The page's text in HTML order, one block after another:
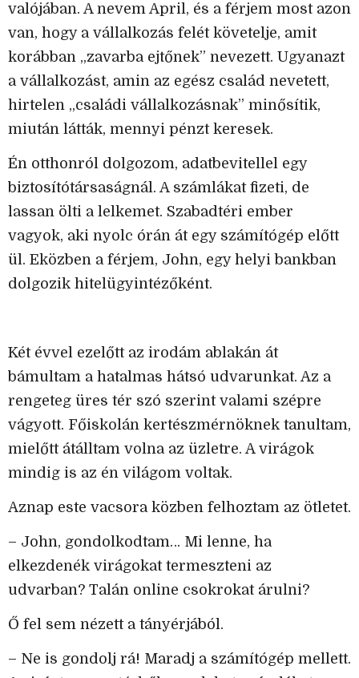
valójában. A nevem April, és a férjem most azon
van, hogy a vállalkozás felét követelje, amit
korábban „zavarba ejtőnek” nevezett. Ugyanazt
a vállalkozást, amin az egész család nevetett,
hirtelen „családi vállalkozásnak” minősítik,
miután látták, mennyi pénzt keresek.
Én otthonról dolgozom, adatbevitellel egy
biztosítótársaságnál. A számlákat fizeti, de
lassan ölti a lelkemet. Szabadtéri ember
vagyok, aki nyolc órán át egy számítógép előtt
ül. Eközben a férjem, John, egy helyi bankban
dolgozik hitelügyintézőként.
Két évvel ezelőtt az irodám ablakán át
bámultam a hatalmas hátsó udvarunkat. Az a
rengeteg üres tér szó szerint valami szépre
vágyott. Főiskolán kertészmérnöknek tanultam,
mielőtt átálltam volna az üzletre. A virágok
mindig is az én világom voltak.
Aznap este vacsora közben felhoztam az ötletet.
– John, gondolkodtam… Mi lenne, ha
elkezdenék virágokat termeszteni az
udvarban? Talán online csokrokat árulni?
Ő fel sem nézett a tányérjából.
– Ne is gondolj rá! Maradj a számítógép mellett.